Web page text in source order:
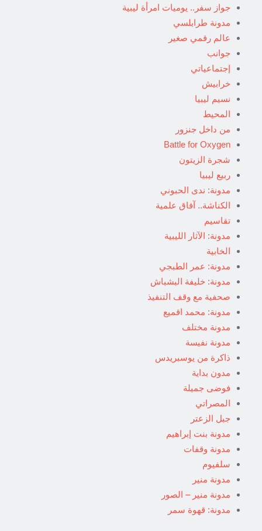
جواز سفر.. يوميات امرأة ليبية
مدونة طرابلسي
عالم رقمي صغير
جوانب
إجتماعياتي
خرابيش
نسيم ليبيا
المحيط
من داخل جنزور
Battle for Oxygen
شجرة الزيتون
ربيع ليبيا
مدونة: ندى الحبوني
الكناشة.. آفاق علمية
تقاسيم
مدونة: الآثار الليبية
الخابية
مدونة: عمر الطبجي
مدونة: خليفة البشباش
صحفية مع وقف التنفيذ
مدونة: محمد اقميع
مدونة مختلف
مدونة نفيسة
ذاكرة من يوسبريدس
مدون بداية
فوضى جميلة
المصراتي
جبل الزعتر
مدونة بنت إبراهيم
مدونة وقفات
سلفيوم
مدونة منير
مدونة منير – الصور
مدونة: قهوة سمر